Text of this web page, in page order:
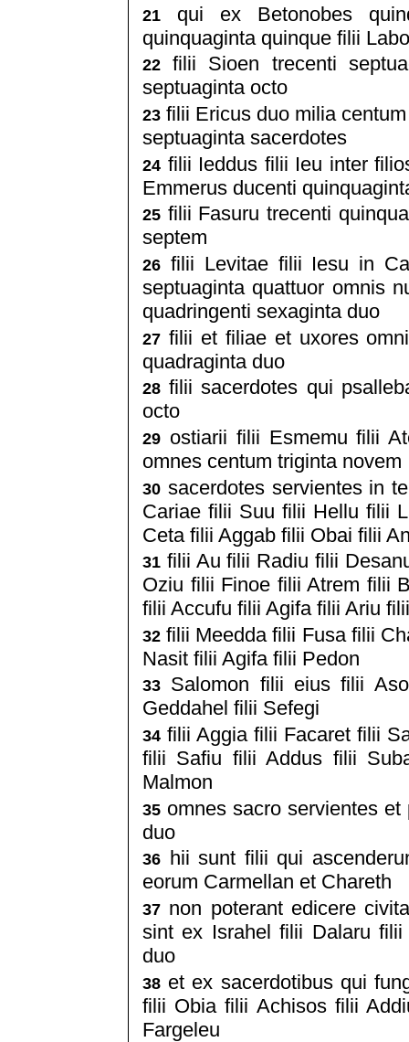
21
qui ex Betonobes
quinquaginta quinque filii
22
filii Sioen trecenti
septuaginta octo
23 filii Ericus duo milia
septuaginta sacerdotes
24 filii Ieddus filii Ieu inter
Emmerus ducenti
25 filii Fasuru trecenti
septem
26 filii Levitae filii Iesu in
septuaginta quattuor omnis
quadringenti sexaginta duo
27 filii et filiae et uxores
quadraginta duo
28 filii sacerdotes qui
octo
29 ostiarii filii Esmemu filii
omnes centum triginta novem
30 sacerdotes servientes in
Cariae filii Suu filii Hellu filii
Ceta filii Aggab filii Obai filii
31 filii Au filii Radiu filii
Oziu filii Finoe filii Atrem filii
filii Accufu filii Agifa filii Ariu
32 filii Meedda filii Fusa filii
Nasit filii Agifa filii Pedon
33 Salomon filii eius filii
Geddahel filii Sefegi
34 filii Aggia filii Facaret filii
filii Safiu filii Addus filii
Malmon
35 omnes sacro servientes
duo
36
hii sunt filii qui
eorum Carmellan et Chareth
37 non poterant edicere
sint ex Israhel filii Dalaru
duo
38 et ex sacerdotibus qui
filii Obia filii Achisos filii
Fargeleu